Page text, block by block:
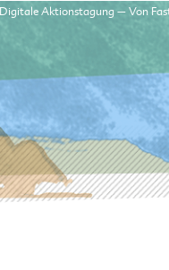
Digitale Aktionstagung – Von